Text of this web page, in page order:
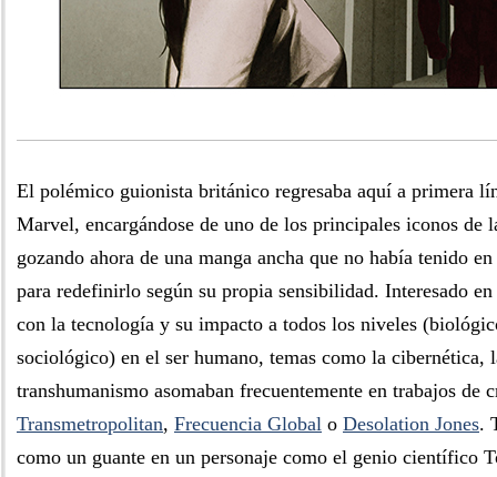
El polémico guionista británico regresaba aquí a primera
Marvel, encargándose de uno de los principales iconos de
gozando ahora de una manga ancha que no había tenido
para redefinirlo según su propia sensibilidad. Interesado
con la tecnología y su impacto a todos los niveles
sociológico) en el ser humano, temas como la cibernética,
transhumanismo asomaban frecuentemente en trabajos de
Transmetropolitan, Frecuencia Global o Desolation Jones.
como un guante en un personaje como el genio científico